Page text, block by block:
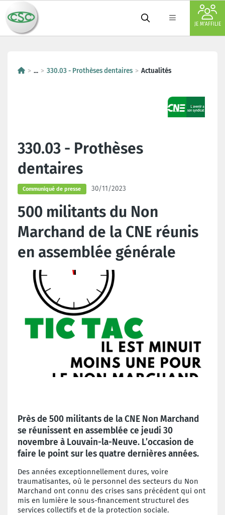
JE M'AFFILIE
... 330.03 - Prothèses dentaires Actualités
330.03 - Prothèses
dentaires
Communiqué de presse 30/11/2023
500 militants du Non
Marchand de la CNE réunis
en assemblée générale
Près de 500 militants de la CNE Non Marchand
se réunissent en assemblée ce jeudi 30
novembre à Louvain-la-Neuve. L’occasion de
faire le point sur les quatre dernières années.
Des années exceptionnellement dures, voire
traumatisantes, où le personnel des secteurs du Non
Marchand ont connu des crises sans précédent qui ont
mis en lumière le sous-financement structurel des
services collectifs et de la protection sociale.